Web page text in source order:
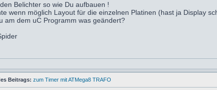
Belichter so wie Du aufbauen !
wenn möglich Layout für die einzelnen Platinen (hast ja Display
am dem uC Programm was geändert?
Beitrags: zum Timer mit ATMega8 TRAFO